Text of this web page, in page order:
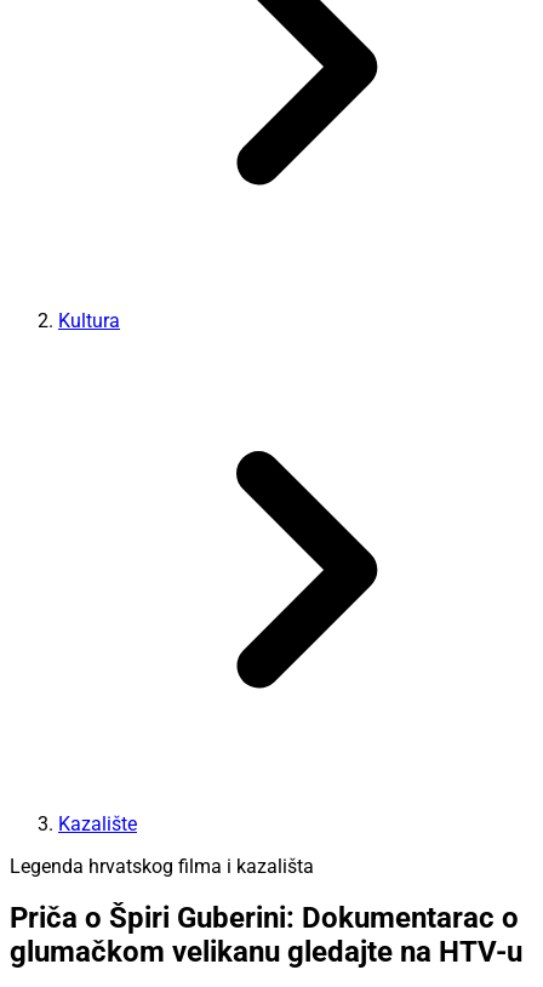
Kultura
Kazalište
Legenda hrvatskog filma i kazališta
Priča o Špiri Guberini: Dokumentarac o
glumačkom velikanu gledajte na HTV-u